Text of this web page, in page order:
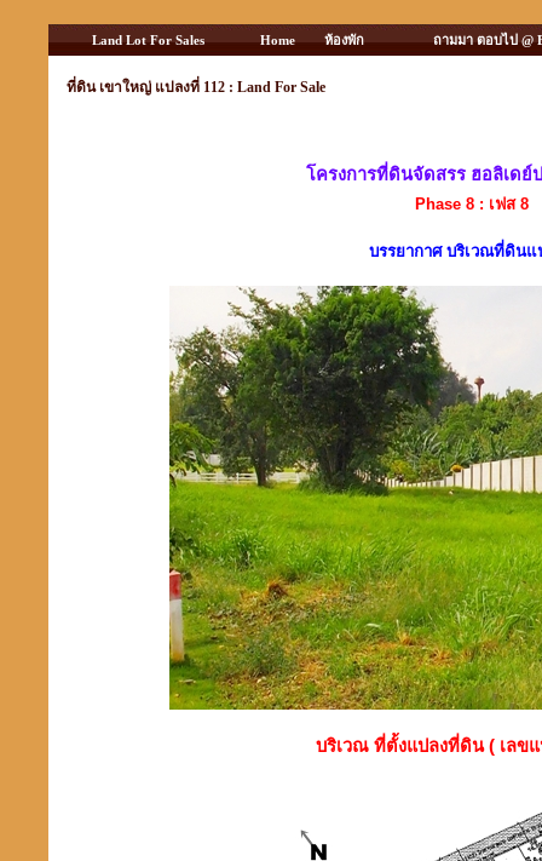
Land Lot For Sales Home ห้องพัก ถามมา ตอบไป @
ที่ดิน เขาใหญ่ แปลงที่ 112 : Land For Sale
โครงการที่ดินจัดสรร ฮอลิเดย์
Phase 8 : เฟส 8
บรรยากาศ บริเวณที่ดินแ
บริเวณ ที่ตั้งแปลงที่ดิน ( เลข